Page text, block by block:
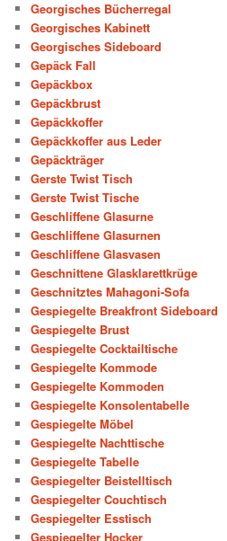
Georgisches Bücherregal
Georgisches Kabinett
Georgisches Sideboard
Gepäck Fall
Gepäckbox
Gepäckbrust
Gepäckkoffer
Gepäckkoffer aus Leder
Gepäckträger
Gerste Twist Tisch
Gerste Twist Tische
Geschliffene Glasurne
Geschliffene Glasurnen
Geschliffene Glasvasen
Geschnittene Glasklarettkrüge
Geschnitztes Mahagoni-Sofa
Gespiegelte Breakfront Sideboard
Gespiegelte Brust
Gespiegelte Cocktailtische
Gespiegelte Kommode
Gespiegelte Kommoden
Gespiegelte Konsolentabelle
Gespiegelte Möbel
Gespiegelte Nachttische
Gespiegelte Tabelle
Gespiegelter Beistelltisch
Gespiegelter Couchtisch
Gespiegelter Esstisch
Gespiegelter Hocker